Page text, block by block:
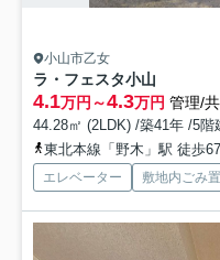
小山市乙女
ラ・フェスタ小山
4.1万円～4.3万円 管理/
44.28㎡ (2LDK) /築41年 /5階
東北本線「野木」駅 徒歩
エレベーター 敷地内ごみ